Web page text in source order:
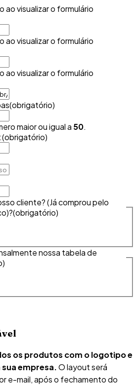
ao visualizar o formulário
ao visualizar o formulário
ao visualizar o formulário
(obrigatório)
maior ou igual a 50.
(obrigatório)
cliente? (Já comprou pelo
(obrigatório)
nossa tabela de
os produtos com o logotipo e
empresa.O layout será
e-mail, após o fechamento do